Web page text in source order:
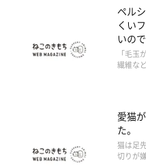
ペル
くい
いの
「毛
繊維な
愛猫
た。
猫は足
切りが